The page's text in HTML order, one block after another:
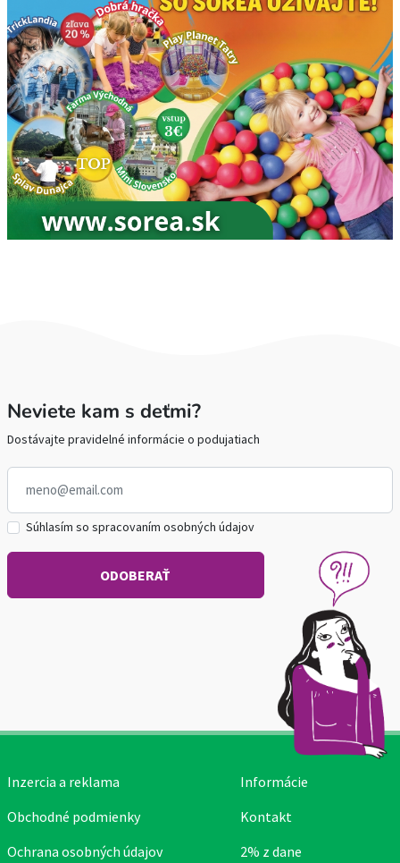
Neviete kam s deťmi?
Dostávajte pravidelné informácie o podujatiach
Súhlasím so spracovaním osobných údajov
Inzercia a reklama
Obchodné podmienky
Ochrana osobných údajov
Informácie
Kontakt
2% z dane